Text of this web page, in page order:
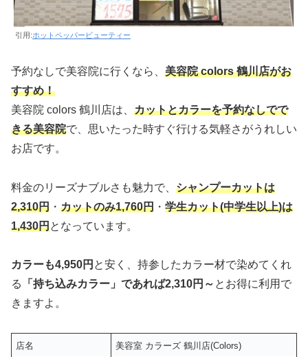
引用:ホットペッパービューティー
予約なしで美容院に行くなら、 美容院 colors 鶴川店がお
すすめ！
美容院 colors 鶴川店は、 カットとカラーを予約なしでで
きる美容院で、思いたった時すぐ行ける気軽さがうれしい
お店です。
料金のリーズナブルさも魅力で、 シャンプーカットは
2,310円 ・ カットのみ1,760円 ・ 学生カット(中学生以上)は
1,430円となっています。
カラーも4,950円 と安く、持参したカラー材で染めてくれ
る
「持ち込みカラー」であれば2,310円～ とお得に利用で
きますよ。
店名 美容室 カラーズ 鶴川店(Colors)